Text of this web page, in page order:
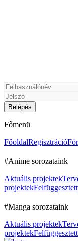
Főmenü
FőoldalRegisztráció
#Anime sorozataink
Aktuális projektek
projektek
#Manga sorozataink
Aktuális projektek
projektek